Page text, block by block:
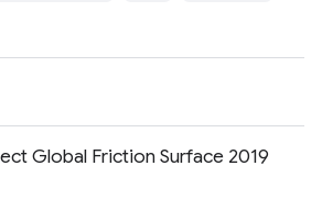
Global Friction Surface 2019